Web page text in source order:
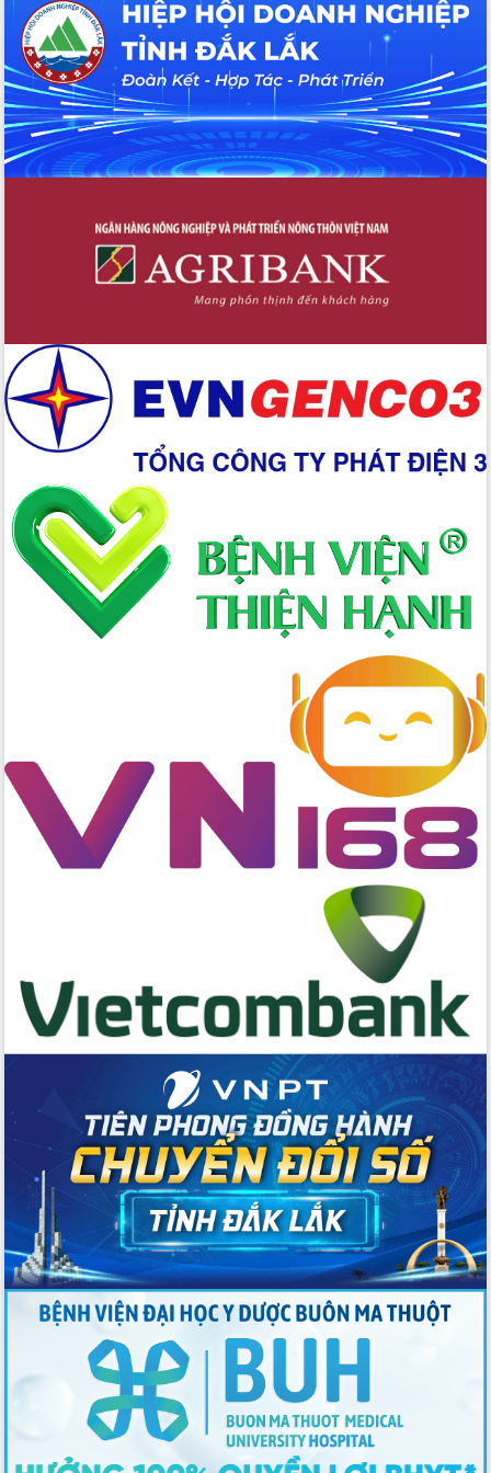
Hội thảo khoa học “Giải pháp thúc đẩy
phát triển nền kinh tế xanh tại tỉnh
Đắk Lắk”
Tăng cường giám sát, đôn đốc thực
hiện nhiệm vụ quản lý tài sản công
hàng tuần
Tháo gỡ những vướng mắc, đẩy mạnh
Đắk Lắk: Tôn vinh 46 giải pháp tại Hội
thi Sáng tạo Kỹ thuật 2024 - 2025
Đắk Lắk rà soát, điều chỉnh Đề án 190
Phó Chủ tịch UBND tỉnh Đắk Lắk
Trương Công Thái kiểm tra thực địa
Dự án cao tốc Khánh Hòa - Buôn Ma
Thuột
Định vị cà phê Việt Nam như một “di
sản sống” trong dòng chảy toàn cầu
Xây dựng nông thôn mới: Nâng cao đời
sống người dân từ những mô hình thiết
thực
Quyết liệt tháo gỡ vướng mắc, đẩy
nhanh tiến độ các dự án trọng điểm
trong Khu kinh tế Nam Phú Yên
Hòn Yến phát triển du lịch gắn với bảo
Phát động chiến dịch 30 ngày đêm
giải phóng mặt bằng Tuyến đường bộ
ven biển
Đắk Lắk nỗ lực thúc đẩy tăng trưởng
kinh tế từ 10% trở lên trong Quý
Thứ trưởng Bộ Y tế làm việc với tỉnh
Đắk Lắk về phát triển nhân lực y tế
cho trạm y tế cấp xã
Du lịch Đắk Lắk nâng tầm trải nghiệm
du khách thông qua Hệ thống cơ sở dữ
liệu và Bản đồ số
Tập huấn ứng dụng trí tuệ nhân tạo (AI)
trong thương mại điện tử năm 2026
Đoàn đại biểu Quốc hội tỉnh Đắk Lắk
trao đổi thông tin trước Kỳ họp thứ
nhất, Quốc hội khóa XVI
Quyết liệt cải cách hành chính, khơi
thông nguồn lực phát triển
Nâng cao hiệu lực, hiệu quả HĐND
tỉnh thông qua hiện đại hóa hành chính
Xã Ea Phê gắn cải cách hành chính với
chuyển đổi số
Phó Chủ tịch Thường trực UBND tỉnh
Hồ Thị Nguyên Thảo làm việc tại Trung